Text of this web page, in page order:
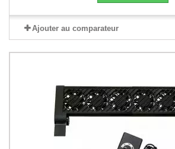
Ajouter au comparateur